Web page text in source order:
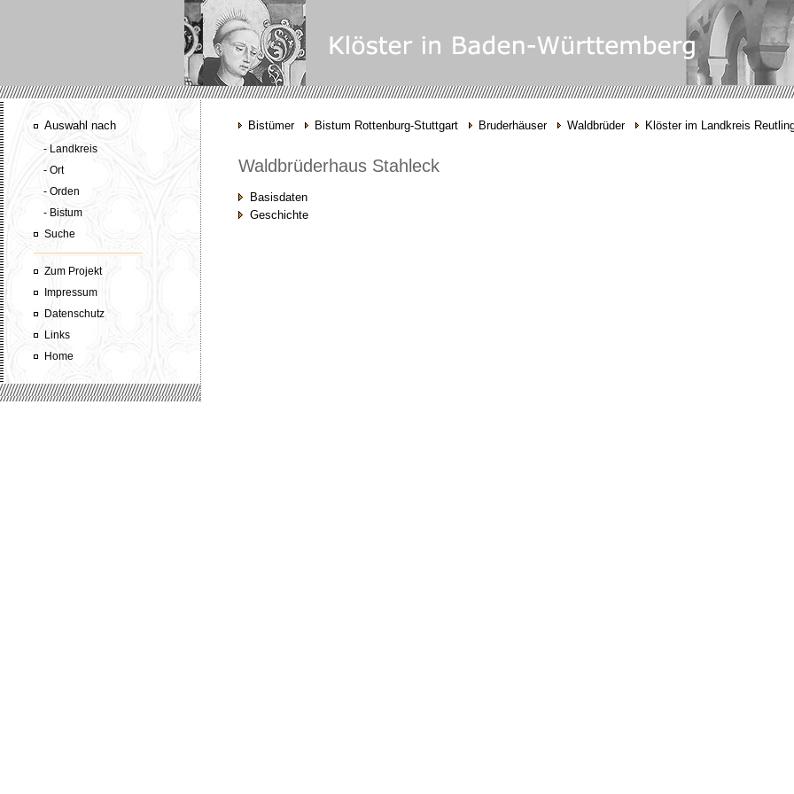
Auswahl nach
- Landkreis
- Ort
- Orden
- Bistum
Suche
Zum Projekt
Impressum
Datenschutz
Links
Home
Bistümer Bistum Rottenburg-Stuttgart Bruderhäuser Waldbrüder Klöster im Landkreis
Waldbrüderhaus Stahleck
Basisdaten
Geschichte